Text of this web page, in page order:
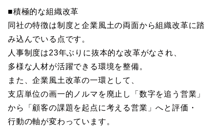
■積極的な組織改革
同社の特徴は制度と企業風土の両面から組織改革に踏
み込んでいる点です。
人事制度は23年ぶりに抜本的な改革がなされ、
多様な人材が活躍できる環境を整備。
また、企業風土改革の一環として、
支店単位の画一的ノルマを廃止し「数字を追う営業」
から「顧客の課題を起点に考える営業」へと評価・
行動の軸が変わっています。